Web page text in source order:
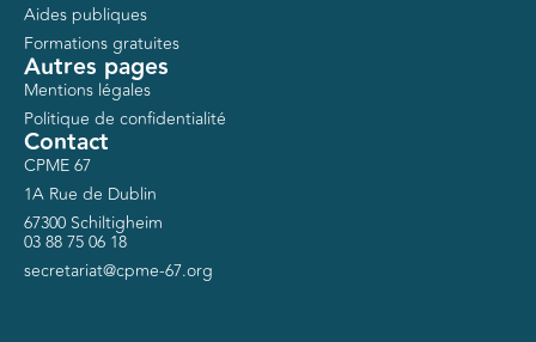
Aides publiques
Formations gratuites
Autres pages
Mentions légales
Politique de confidentialité
Contact
CPME 67
1A Rue de Dublin
67300 Schiltigheim
03 88 75 06 18
secretariat@cpme-67.org